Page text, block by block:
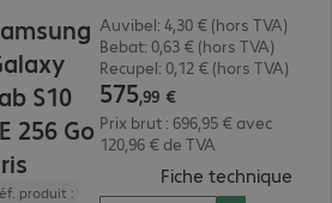
S10
256 Go
produit :
Auvibel: 4,30 € (hors TVA)
Bebat: 0,63 € (hors TVA)
Recupel: 0,12 € (hors TVA)
575,99 €
Prix brut : 696,95 € avec
120,96 € de TVA
Fiche technique